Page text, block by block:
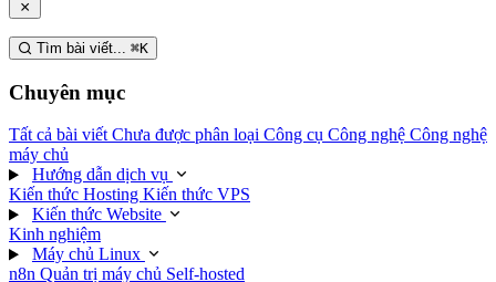
Tìm bài viết... ⌘K
Chuyên mục
Tất cả bài viếtChưa được phân loại Công cụ Công nghệ Công nghệ
máy chủ
Hướng dẫn dịch vụ
Kiến thức Hosting Kiến thức VPS
Kiến thức Website
Kinh nghiệm
Máy chủ Linux
n8n Quản trị máy chủ Self-hosted